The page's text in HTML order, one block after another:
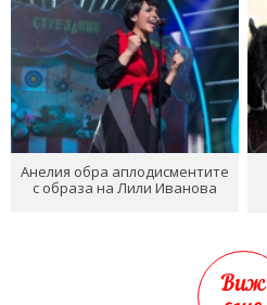
Анелия обра аплодисментите
с образа на Лили Иванова
Виж